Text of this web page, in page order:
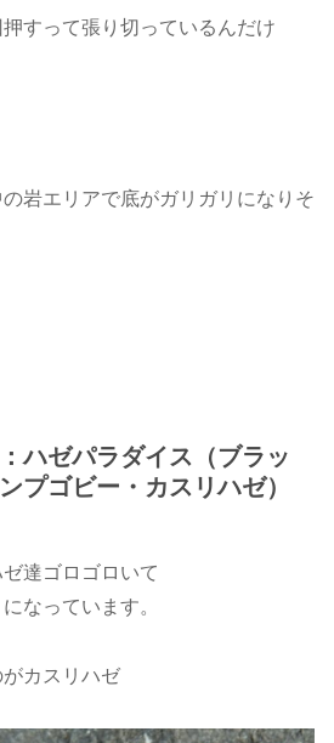
すって張り切っているんだけ
岩エリアで底がガリガリになりそ
ハゼパラダイス（ブラッ
プゴビー・カスリハゼ）
達ゴロゴロいて
なっています。
カスリハゼ